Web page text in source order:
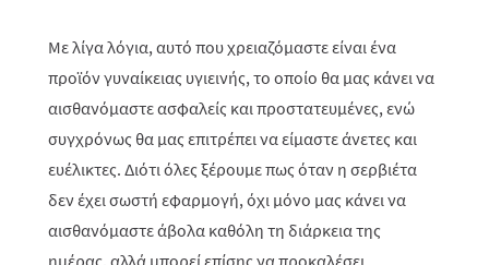
Με λίγα λόγια, αυτό που χρειαζόμαστε είναι ένα
προϊόν γυναίκειας υγιεινής, το οποίο θα μας κάνει να
αισθανόμαστε ασφαλείς και προστατευμένες, ενώ
συγχρόνως θα μας επιτρέπει να είμαστε άνετες και
ευέλικτες. Διότι όλες ξέρουμε πως όταν η σερβιέτα
δεν έχει σωστή εφαρμογή, όχι μόνο μας κάνει να
αισθανόμαστε άβολα καθόλη τη διάρκεια της
ημέρας, αλλά μπορεί επίσης να προκαλέσει